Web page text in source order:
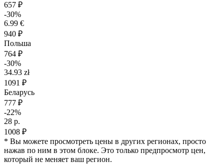
657 ₽
-30%
6.99 €
940 ₽
Польша
764 ₽
-30%
34.93 zł
1091 ₽
Беларусь
777 ₽
-22%
28 р.
1008 ₽
* Вы можете просмотреть цены в других регионах, просто
нажав по ним в этом блоке. Это только предпросмотр цен,
который не меняет ваш регион.